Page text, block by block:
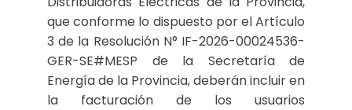
que conforme lo dispuesto por el Artículo
3 de la Resolución N° IF-2026-00024536-
GER-SE#MESP de la Secretaría de
Energía de la Provincia, deberán incluir en
la facturación de los usuarios